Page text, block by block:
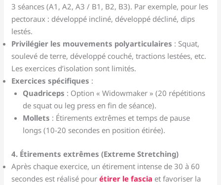
3 séances (A1, A2, A3 / B1, B2, B3). Par exemple, pour les
pectoraux : développé incliné, développé décliné, dips
lestés.
Privilégier les mouvements polyarticulaires : Squat,
soulevé de terre, développé couché, tractions lestées, etc.
Les exercices d’isolation sont limités.
Exercices spécifiques :
Quadriceps : Option « Widowmaker » (20 répétitions
de squat ou leg press en fin de séance).
Mollets : Étirements extrêmes et temps de pause
longs (10-20 secondes en position étirée).
4. Étirements extrêmes (Extreme Stretching)
Après chaque exercice, un étirement intense de 30 à 60
secondes est réalisé pourétirer le fascia et favoriser la